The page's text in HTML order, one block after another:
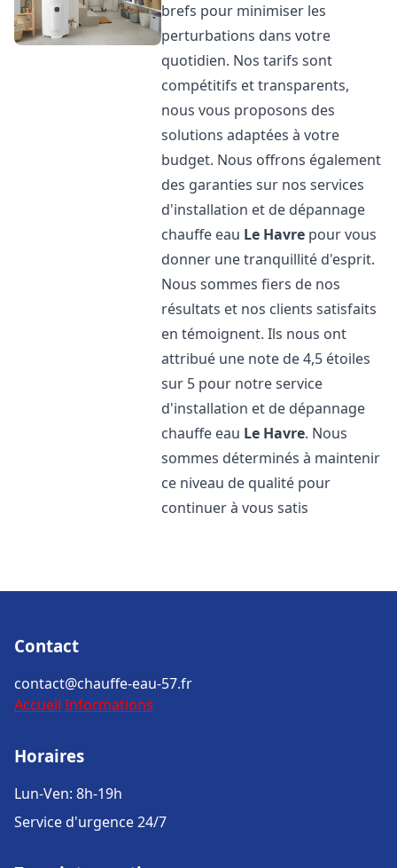
brefs pour minimiser les
perturbations dans votre
quotidien. Nos tarifs sont
compétitifs et transparents,
nous vous proposons des
solutions adaptées à votre
budget. Nous offrons également
des garanties sur nos services
d'installation et de dépannage
chauffe eau Le Havre pour vous
donner une tranquillité d'esprit.
Nous sommes fiers de nos
résultats et nos clients satisfaits
en témoignent. Ils nous ont
attribué une note de 4,5 étoiles
sur 5 pour notre service
d'installation et de dépannage
chauffe eau Le Havre. Nous
sommes déterminés à maintenir
ce niveau de qualité pour
continuer à vous satis
Contact
contact@chauffe-eau-57.fr
Accueil Informations
Horaires
Lun-Ven: 8h-19h
Service d'urgence 24/7